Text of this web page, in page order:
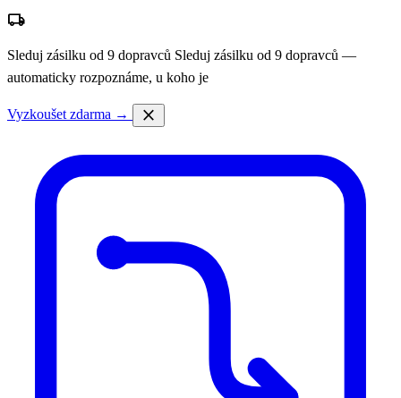
local_shipping
Sleduj zásilku od 9 dopravců Sleduj zásilku od 9 dopravců —
automaticky rozpoznáme, u koho je
Vyzkoušet zdarma → close